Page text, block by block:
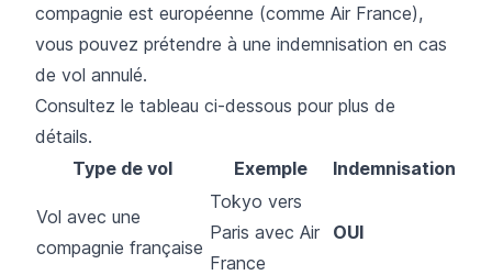
compagnie est européenne (comme Air France),
vous pouvez prétendre à une indemnisation en cas
de vol annulé.
Consultez le tableau ci-dessous pour plus de
détails.
Type de vol
Exemple Indemnisation
Vol avec une
compagnie française
Tokyo vers
Paris avec Air
France
OUI